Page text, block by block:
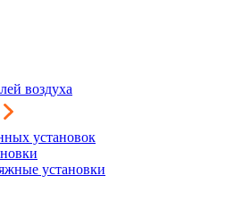
воздуха
установок
установки